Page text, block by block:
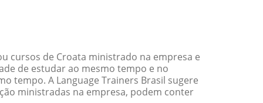
cursos de Croata ministrado na empresa e
de estudar ao mesmo tempo e no
tempo. A Language Trainers Brasil sugere
ministradas na empresa, podem conter